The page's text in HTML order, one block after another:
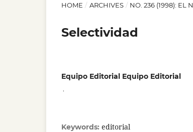
HOME / ARCHIVES / NO. 236 (1998): EL
Selectividad
Equipo Editorial Equipo Editorial
Keywords: editorial